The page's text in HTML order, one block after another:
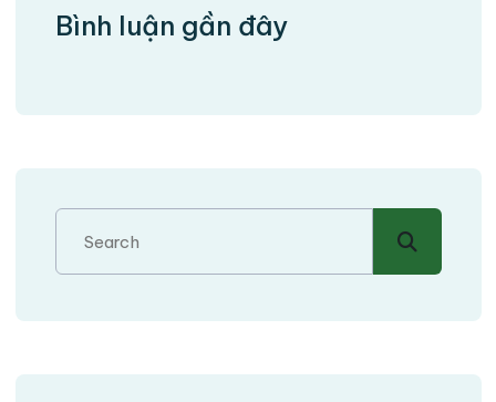
Bình luận gần đây